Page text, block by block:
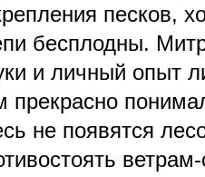
песков,
бесплодны.
и личный опыт
прекрасно
не появятся